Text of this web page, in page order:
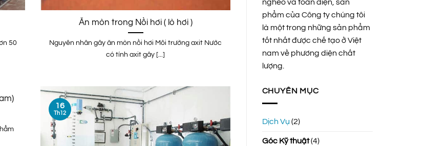
50
Ăn mòn trong Nồi hơi ( lò hơi )
Nguyên nhân gây ăn mòn nồi hơi Môi trường axit Nước
có tính axit gây [...]
16
Th12
nghèo và toàn diện, sản
phẩm của Công ty chúng tôi
là một trong những sản phẩm
tốt nhất được chế tạo ở Việt
nam về phương diện chất
lượng.
CHUYÊN MỤC
Dịch Vụ (2)
Góc Kỹ thuật(4)